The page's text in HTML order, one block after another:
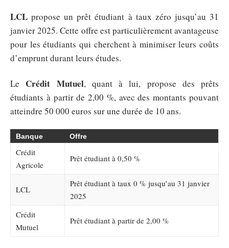
LCL propose un prêt étudiant à taux zéro jusqu’au 31
janvier 2025. Cette offre est particulièrement avantageuse
pour les étudiants qui cherchent à minimiser leurs coûts
d’emprunt durant leurs études.
Le Crédit Mutuel, quant à lui, propose des prêts
étudiants à partir de 2,00 %, avec des montants pouvant
atteindre 50 000 euros sur une durée de 10 ans.
Banque Offre
Crédit
Agricole
Prêt étudiant à 0,50 %
LCL
Prêt étudiant à taux 0 % jusqu’au 31 janvier
2025
Crédit
Mutuel
Prêt étudiant à partir de 2,00 %